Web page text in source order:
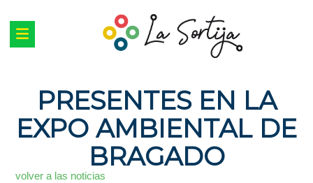
PRESENTES EN LA
EXPO AMBIENTAL DE
BRAGADO
volver a las noticias